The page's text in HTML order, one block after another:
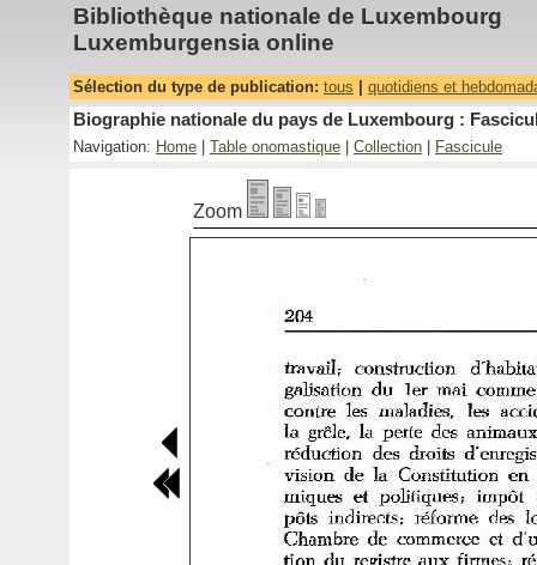
Bibliothèque nationale de Luxembourg
Luxemburgensia online
Sélection du type de publication: tous quotidiens et
Biographie nationale du pays de Luxembourg :
Navigation: Home Table onomastique Collection Fascicule
Zoom